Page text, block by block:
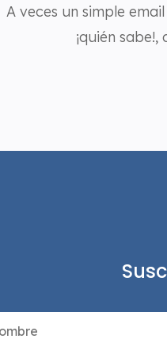
A veces un simple
¡quién